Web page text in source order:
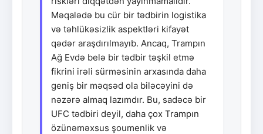
Məqalədə bu cür bir tədbirin logistika
və təhlükəsizlik aspektləri kifayət
qədər araşdırılmayıb. Ancaq, Trampın
Ağ Evdə belə bir tədbir təşkil etmə
fikrini irəli sürməsinin arxasında daha
geniş bir məqsəd ola biləcəyini də
nəzərə almaq lazımdır. Bu, sadəcə bir
UFC tədbiri deyil, daha çox Trampın
özünəməxsus şoumenlik və